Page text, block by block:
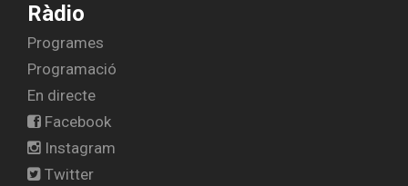
Ràdio
Programes
Programació
En directe
Facebook
Instagram
Twitter